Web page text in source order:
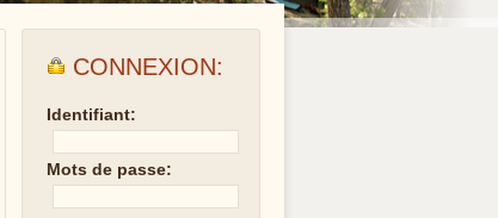
CONNEXION:
Identifiant:
Mots de passe: